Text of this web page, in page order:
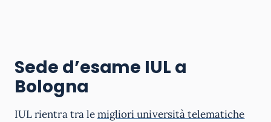
Sede d’esame IUL a
Bologna
IUL rientra tra lemigliori università telematiche